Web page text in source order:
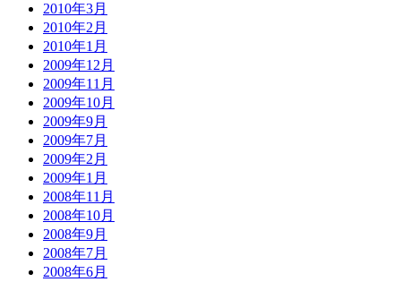
2010年3月
2010年2月
2010年1月
2009年12月
2009年11月
2009年10月
2009年9月
2009年7月
2009年2月
2009年1月
2008年11月
2008年10月
2008年9月
2008年7月
2008年6月